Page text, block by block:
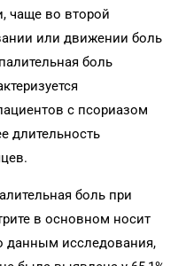
чаще во второй
или движении боль
боль
с псориазом
длительность
боль при
в основном носит
данным исследования,